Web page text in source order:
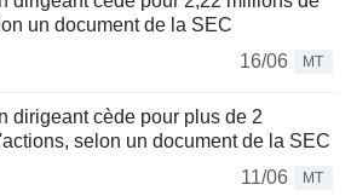
un document de la SEC
16/06
MT
dirigeant cède pour plus de 2
selon un document de la SEC
11/06
MT